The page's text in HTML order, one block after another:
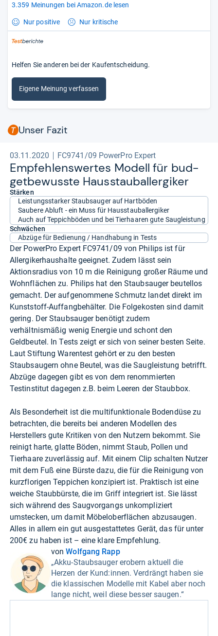
3.359 Meinungen bei Amazon.de lesen
Nur positive Nur kritische
Helfen Sie anderen bei der Kaufentscheidung.
Eigene Meinung verfassen
Unser Fazit
03.11.2020 FC9741/09 PowerPro Expert
Emp­feh­lens­wer­tes Modell für bud­
get­be­wusste Haus­stau­ball­er­gi­ker
Stärken
Leistungsstarker Staubsauger auf Hartböden
Saubere Abluft - ein Muss für Hausstauballergiker
Auch auf Teppichböden und bei Tierhaaren gute Saugleistung
Schwächen
Abzüge für Bedienung / Handhabung in Tests
Der PowerPro Expert FC9741/09 von Philips ist für
Allergikerhaushalte geeignet. Zudem lässt sein
Aktionsradius von 10 m die Reinigung großer Räume und
Wohnflächen zu. Philips hat den Staubsauger beutellos
gemacht. Der aufgenommene Schmutz landet direkt im
Kunststoff-Auffangbehälter. Die Folgekosten sind damit
gering. Der Staubsauger benötigt zudem
verhältnismäßig wenig Energie und schont den
Geldbeutel. In Tests zeigt er sich von seiner besten Seite.
Laut Stiftung Warentest gehört er zu den besten
Staubsaugern ohne Beutel, was die Saugleistung betrifft.
Abzüge dagegen gibt es von dem renommierten
Testinstitut dagegen z.B. beim Leeren der Staubbox.
Als Besonderheit ist die multifunktionale Bodendüse zu
betrachten, die bereits bei anderen Modellen des
Herstellers gute Kritiken von den Nutzern bekommt. Sie
reinigt harte, glatte Böden, nimmt Staub, Pollen und
Tierhaare zuverlässig auf. Mit einem Clip schalten Nutzer
mit dem Fuß eine Bürste dazu, die für die Reinigung von
kurzflorigen Teppichen konzipiert ist. Praktisch ist eine
weiche Staubbürste, die im Griff integriert ist. Sie lässt
sich während des Saugvorgangs unkompliziert
umstecken, um damit Möbeloberflächen abzusaugen.
Alles in allem ein gut ausgestattetes Gerät, das für unter
200€ zu haben ist – eine klare Empfehlung.
vonWolfgang Rapp
„Akku-Staubsauger erobern aktuell die
Herzen der Kund:innen. Verdrängt haben sie
die klassischen Modelle mit Kabel aber noch
lange nicht, weil diese besser saugen.“